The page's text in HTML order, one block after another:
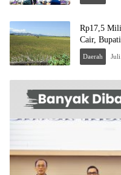
Rp17,5
Cair,
Daerah